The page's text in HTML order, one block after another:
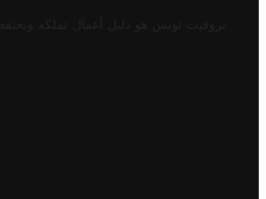
تروفيت تونس هو دليل أعمال تملكه